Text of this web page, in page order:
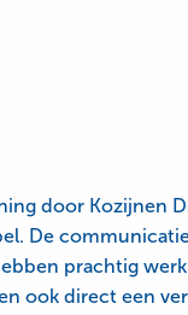
door
De
prachtig
ook direct een